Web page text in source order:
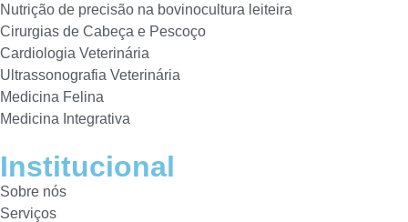
Nutrição de precisão na bovinocultura leiteira
Cirurgias de Cabeça e Pescoço
Cardiologia Veterinária
Ultrassonografia Veterinária
Medicina Felina
Medicina Integrativa
Institucional
Sobre nós
Serviços